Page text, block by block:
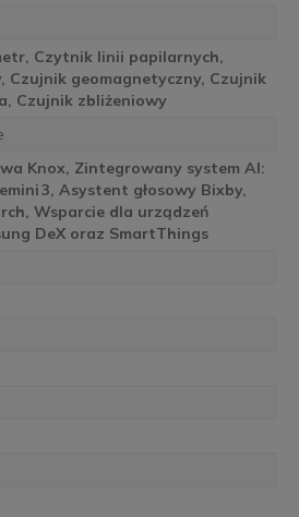
Czytnik linii papilarnych,
Czujnik geomagnetyczny, Czujnik
Czujnik zbliżeniowy
Knox, Zintegrowany system AI:
3, Asystent głosowy Bixby,
Wsparcie dla urządzeń
DeX oraz SmartThings